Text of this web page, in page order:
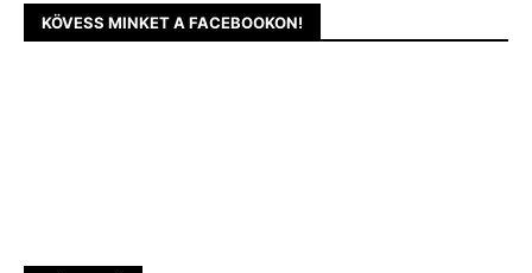
KÖVESS MINKET A FACEBOOKON!